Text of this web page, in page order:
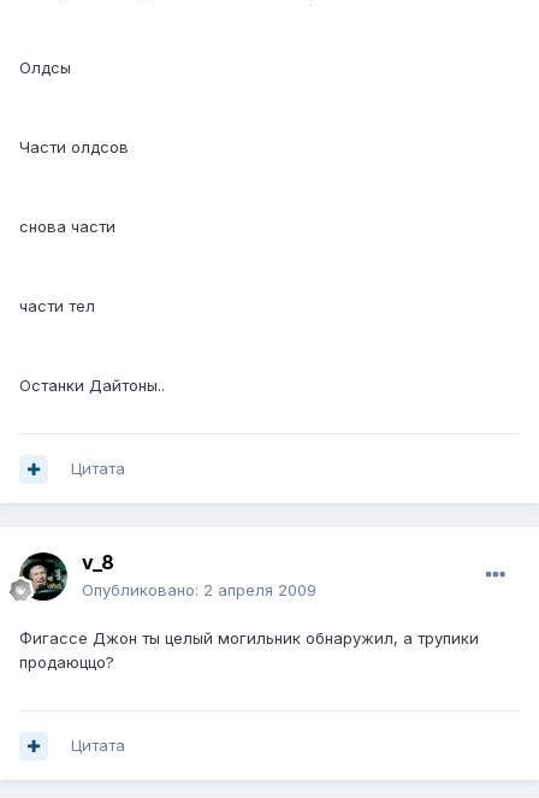
Олдсы
Части олдсов
снова части
части тел
Останки Дайтоны..
Цитата
v_8
Опубликовано: 2 апреля 2009
Фигассе Джон ты целый могильник обнаружил, а трупики
продаюццо?
Цитата